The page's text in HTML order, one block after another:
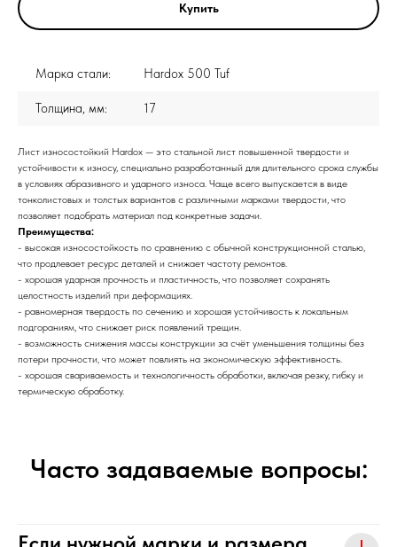
Купить
Марка стали: Hardox 500 Tuf
Толщина, мм: 17
Лист износостойкий Hardox — это стальной лист повышенной твердости и
устойчивости к износу, специально разработанный для длительного срока службы
в условиях абразивного и ударного износа. Чаще всего выпускается в виде
тонколистовых и толстых вариантов с различными марками твердости, что
позволяет подобрать материал под конкретные задачи.
Преимущества:
- высокая износостойкость по сравнению с обычной конструкционной сталью,
что продлевает ресурс деталей и снижает частоту ремонтов.
- хорошая ударная прочность и пластичность, что позволяет сохранять
целостность изделий при деформациях.
- равномерная твердость по сечению и хорошая устойчивость к локальным
подгораниям, что снижает риск появлений трещин.
- возможность снижения массы конструкции за счёт уменьшения толщины без
потери прочности, что может повлиять на экономическую эффективность.
- хорошая свариваемость и технологичность обработки, включая резку, гибку и
термическую обработку.
Часто задаваемые вопросы: